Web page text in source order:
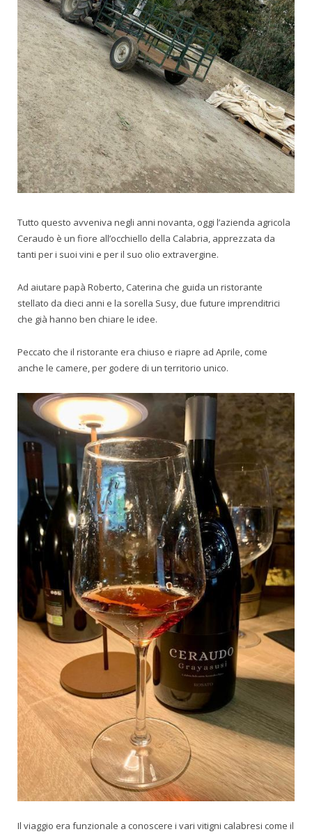
Tutto questo avveniva negli anni novanta, oggi l’azienda agricola
Ceraudo è un fiore all’occhiello della Calabria, apprezzata da
tanti per i suoi vini e per il suo olio extravergine.
Ad aiutare papà Roberto, Caterina che guida un ristorante
stellato da dieci anni e la sorella Susy, due future imprenditrici
che già hanno ben chiare le idee.
Peccato che il ristorante era chiuso e riapre ad Aprile, come
anche le camere, per godere di un territorio unico.
Il viaggio era funzionale a conoscere i vari vitigni calabresi come il